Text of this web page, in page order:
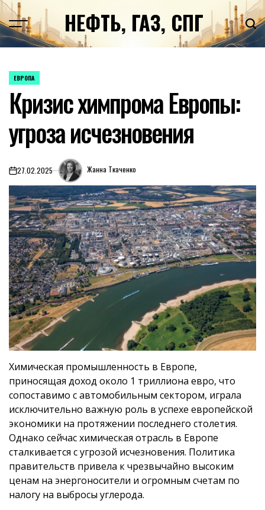
Перейти
к
содержимомуНЕФТЬ, ГАЗ, СПГ
ОПУБЛИКОВАНО
ЕВРОПА
Кризис химпрома Европы:
угроза исчезновения
on27.02.2025 Жанна Ткаченко
Химическая промышленность в Европе,
приносящая доход около 1 триллиона евро, что
сопоставимо с автомобильным сектором, играла
исключительно важную роль в успехе европейской
экономики на протяжении последнего столетия.
Однако сейчас химическая отрасль в Европе
сталкивается с угрозой исчезновения. Политика
правительств привела к чрезвычайно высоким
ценам на энергоносители и огромным счетам по
налогу на выбросы углерода.